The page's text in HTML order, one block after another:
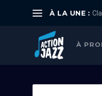
À LA UNE :
À